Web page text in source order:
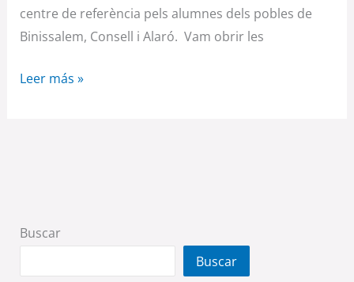
centre de referència pels alumnes dels pobles de
Binissalem, Consell i Alaró. Vam obrir les
Leer más »
Buscar
Buscar